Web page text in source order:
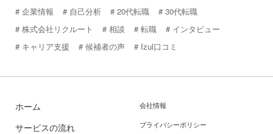
企業情報
自己分析 20代転職
30代転職
株式会社リクルート
相談 転職
インタビュー
キャリア支援
候補者の声 Izul口コミ
ホーム
サービスの流れ
会社情報
プライバシーポリシー